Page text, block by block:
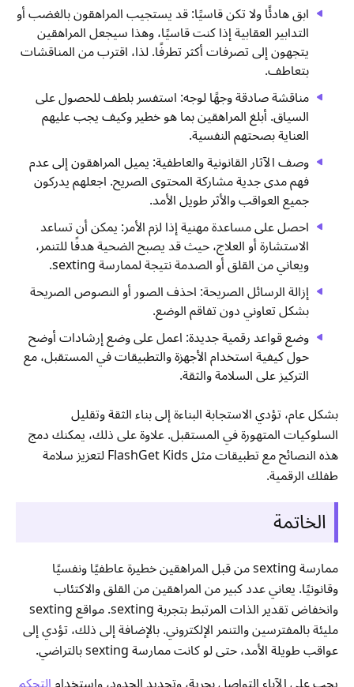
ابق هادئًا ولا تكن قاسيًا: قد يستجيب المراهقون بالغضب أو
التدابير العقابية إذا كنت قاسيًا، وهذا سيجعل المراهقين
يتجهون إلى تصرفات أكثر تطرفًا. لذا، اقترب من المناقشات
بتعاطف.
مناقشة صادقة وجهًا لوجه: استفسر بلطف للحصول على
السياق. أبلغ المراهقين بما هو خطير وكيف يجب عليهم
العناية بصحتهم النفسية.
وصف الآثار القانونية والعاطفية: يميل المراهقون إلى عدم
فهم مدى جدية مشاركة المحتوى الصريح. اجعلهم يدركون
جميع العواقب والأثر طويل الأمد.
احصل على مساعدة مهنية إذا لزم الأمر: يمكن أن تساعد
الاستشارة أو العلاج، حيث قد يصبح الضحية هدفًا للتنمر،
ويعاني من القلق أو الصدمة نتيجة لممارسة sexting.
إزالة الرسائل الصريحة: احذف الصور أو النصوص الصريحة
بشكل تعاوني دون تفاقم الوضع.
وضع قواعد رقمية جديدة: اعمل على وضع إرشادات أوضح
حول كيفية استخدام الأجهزة والتطبيقات في المستقبل، مع
التركيز على السلامة والثقة.
بشكل عام، تؤدي الاستجابة البناءة إلى بناء الثقة وتقليل
السلوكيات المتهورة في المستقبل. علاوة على ذلك، يمكنك دمج
هذه النصائح مع تطبيقات مثل FlashGet Kids لتعزيز سلامة
طفلك الرقمية.
الخاتمة
ممارسة sexting من قبل المراهقين خطيرة عاطفيًا ونفسيًا
وقانونيًا. يعاني عدد كبير من المراهقين من القلق والاكتئاب
وانخفاض تقدير الذات المرتبط بتجربة sexting. مواقع sexting
مليئة بالمفترسين والتنمر الإلكتروني. بالإضافة إلى ذلك، تؤدي إلى
عواقب طويلة الأمد، حتى لو كانت ممارسة sexting بالتراضي.